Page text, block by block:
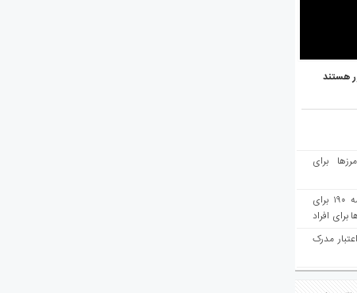
هستند
برای
هفته‌نامه مهاجرت: صدور دعوتنامه ۱۹۰ برای
افراد
مدرک